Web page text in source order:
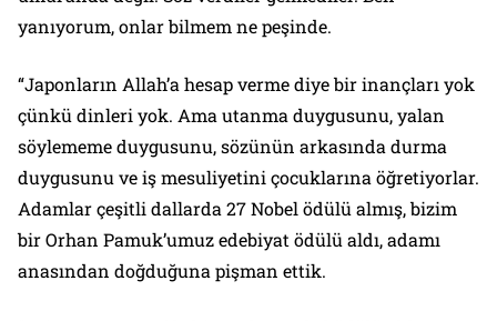
yanıyorum, onlar bilmem ne peşinde.
“Japonların Allah’a hesap verme diye bir inançları yok
çünkü dinleri yok. Ama utanma duygusunu, yalan
söylememe duygusunu, sözünün arkasında durma
duygusunu ve iş mesuliyetini çocuklarına öğretiyorlar.
Adamlar çeşitli dallarda 27 Nobel ödülü almış, bizim
bir Orhan Pamuk’umuz edebiyat ödülü aldı, adamı
anasından doğduğuna pişman ettik.